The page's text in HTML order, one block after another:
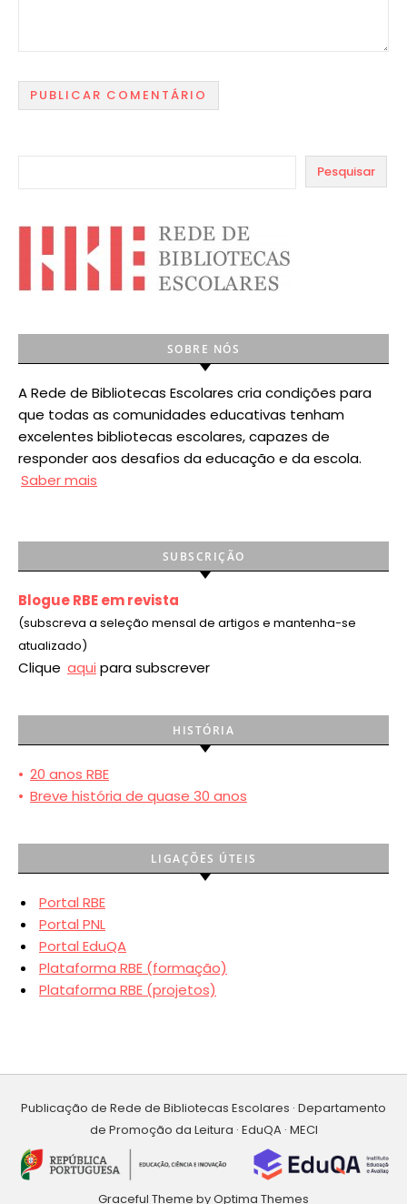
Pesquisar
SOBRE NÓS
A Rede de Bibliotecas Escolares cria condições para
que todas as comunidades educativas tenham
excelentes bibliotecas escolares, capazes de
responder aos desafios da educação e da escola.
Saber mais
SUBSCRIÇÃO
Blogue RBE em revista
(subscreva a seleção mensal de artigos e mantenha-se
atualizado)
Clique aqui para subscrever
HISTÓRIA
• 20 anos RBE
• Breve história de quase 30 anos
LIGAÇÕES ÚTEIS
Portal RBE
Portal PNL
Portal EduQA
Plataforma RBE (formação)
Plataforma RBE (projetos)
Publicação de Rede de Bibliotecas Escolares · Departamento
de Promoção da Leitura · EduQA · MECI
Graceful Theme byOptima Themes